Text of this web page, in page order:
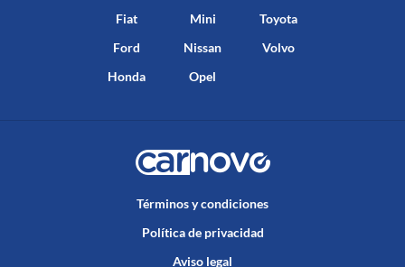
Fiat
Ford
Honda
Mini
Nissan
Opel
Toyota
Volvo
Términos y condiciones
Política de privacidad
Aviso legal